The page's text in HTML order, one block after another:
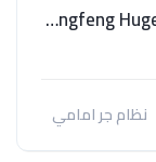
Dongfeng Huge E2 | GCC Specs | Full Options | 2025
نظام جر امامي